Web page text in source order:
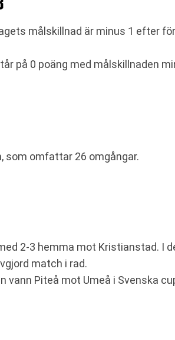
målskillnad är minus 1 efter
på 0 poäng med målskillnaden
som omfattar 26 omgångar.
2-3 hemma mot Kristianstad. I
match i rad.
Piteå mot Umeå i Svenska